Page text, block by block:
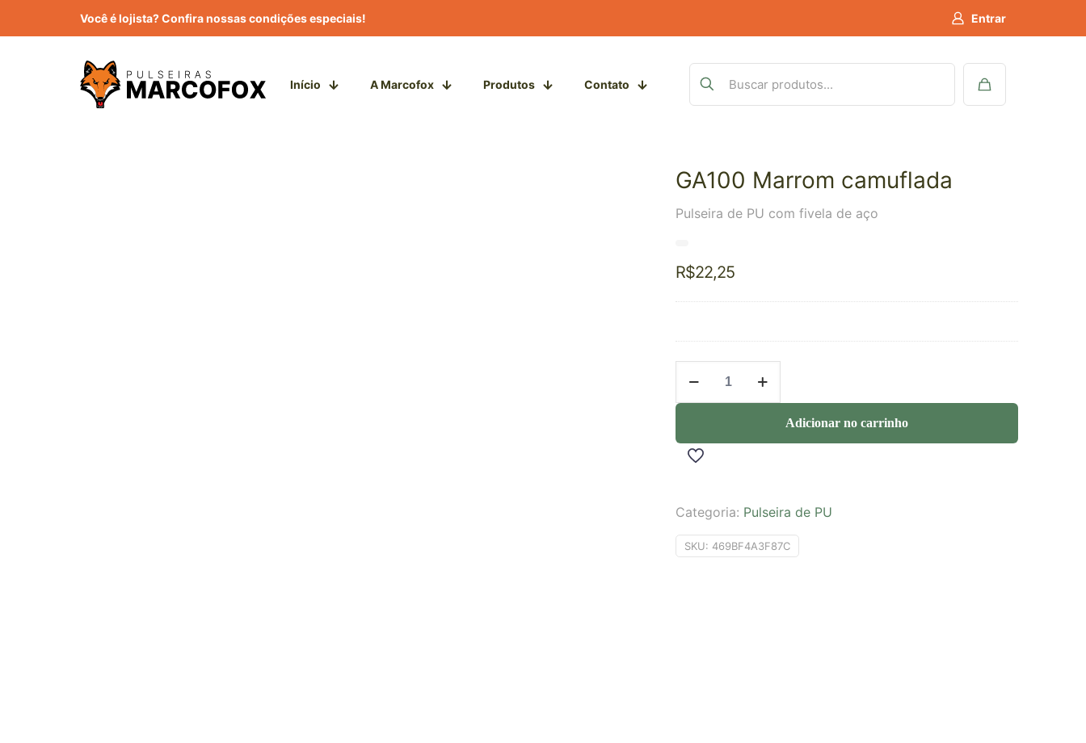
Você é lojista? Confira nossas condições especiais! Entrar
Início A Marcofox Produtos Contato
GA100 Marrom camuflada
Pulseira de PU com fivela de aço
R$22,25
Adicionar no carrinho
Categoria: Pulseira de PU
SKU: 469BF4A3F87C